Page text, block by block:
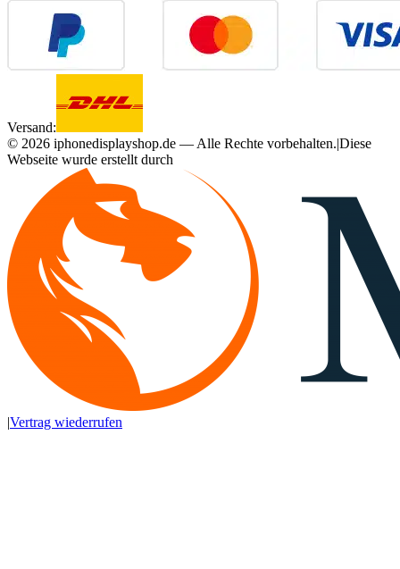
Versand:
© 2026 iphonedisplayshop.de — Alle Rechte vorbehalten.|Diese
Webseite wurde erstellt durch
|Vertrag wiederrufen